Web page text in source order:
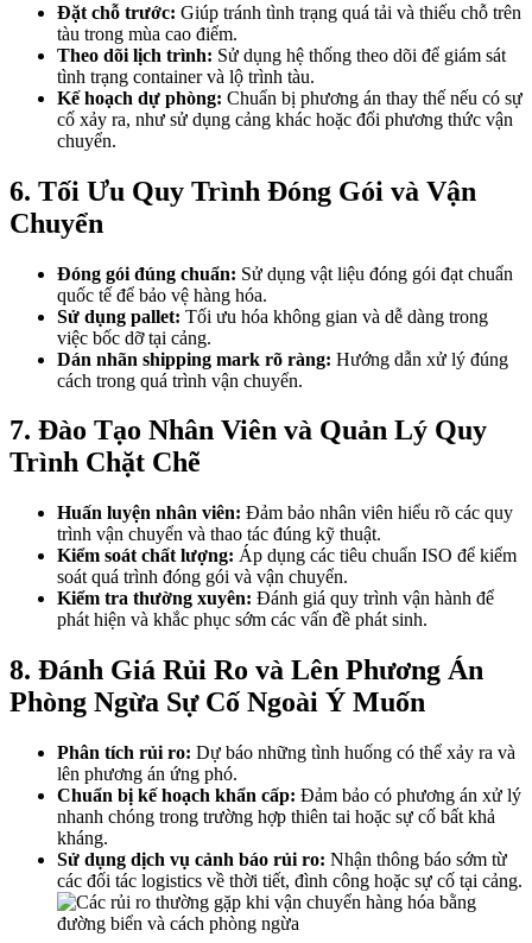
Đặt chỗ trước: Giúp tránh tình trạng quá tải và thiếu chỗ trên
tàu trong mùa cao điểm.
Theo dõi lịch trình: Sử dụng hệ thống theo dõi để giám sát
tình trạng container và lộ trình tàu.
Kế hoạch dự phòng: Chuẩn bị phương án thay thế nếu có sự
cố xảy ra, như sử dụng cảng khác hoặc đổi phương thức vận
chuyển.
6. Tối Ưu Quy Trình Đóng Gói và Vận
Chuyển
Đóng gói đúng chuẩn: Sử dụng vật liệu đóng gói đạt chuẩn
quốc tế để bảo vệ hàng hóa.
Sử dụng pallet: Tối ưu hóa không gian và dễ dàng trong
việc bốc dỡ tại cảng.
Dán nhãn shipping mark rõ ràng: Hướng dẫn xử lý đúng
cách trong quá trình vận chuyển.
7. Đào Tạo Nhân Viên và Quản Lý Quy
Trình Chặt Chẽ
Huấn luyện nhân viên: Đảm bảo nhân viên hiểu rõ các quy
trình vận chuyển và thao tác đúng kỹ thuật.
Kiểm soát chất lượng: Áp dụng các tiêu chuẩn ISO để kiểm
soát quá trình đóng gói và vận chuyển.
Kiểm tra thường xuyên: Đánh giá quy trình vận hành để
phát hiện và khắc phục sớm các vấn đề phát sinh.
8. Đánh Giá Rủi Ro và Lên Phương Án
Phòng Ngừa Sự Cố Ngoài Ý Muốn
Phân tích rủi ro: Dự báo những tình huống có thể xảy ra và
lên phương án ứng phó.
Chuẩn bị kế hoạch khẩn cấp: Đảm bảo có phương án xử lý
nhanh chóng trong trường hợp thiên tai hoặc sự cố bất khả
kháng.
Sử dụng dịch vụ cảnh báo rủi ro: Nhận thông báo sớm từ
các đối tác logistics về thời tiết, đình công hoặc sự cố tại cảng.